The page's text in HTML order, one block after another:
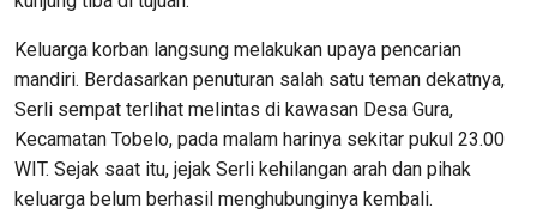
Keluarga korban langsung melakukan upaya pencarian
mandiri. Berdasarkan penuturan salah satu teman dekatnya,
Serli sempat terlihat melintas di kawasan Desa Gura,
Kecamatan Tobelo, pada malam harinya sekitar pukul 23.00
WIT. Sejak saat itu, jejak Serli kehilangan arah dan pihak
keluarga belum berhasil menghubunginya kembali.